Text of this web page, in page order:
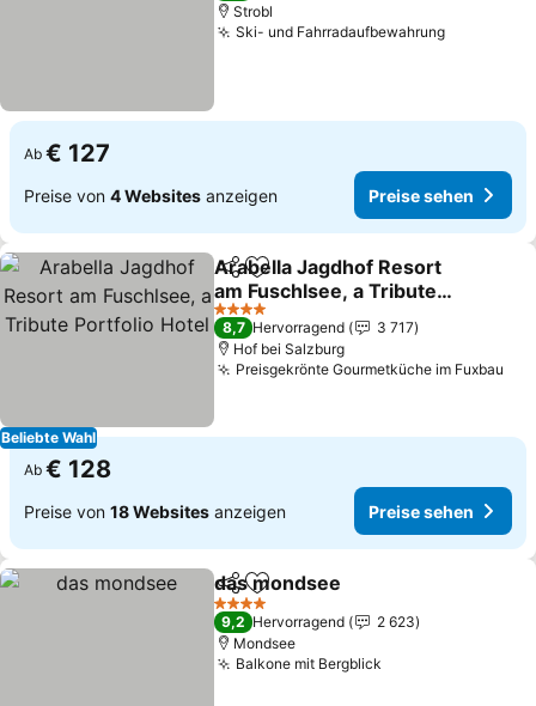
Strobl
Ski- und FahrradaufbewahrungPreise
Ab € 127
Preise von 4 Websites anzeigen Preise sehen
Beliebte Wahl
TeilenZu Favoriten hinzufügen
Arabella Jagdhof Resort
am Fuschlsee, a Tribute
Portfolio Hotel
Preise sehen
4 Sterne
8,7 Hervorragend
3 717
Hof bei Salzburg
Preisgekrönte Gourmetküche im Fuxbau
Ab € 128
Preise von 18 Websites anzeigen Preise sehen
TeilenZu Favoriten hinzufügen
das mondsee
4 Sterne
9,2 Hervorragend
2 623
Mondsee
Balkone mit Bergblick